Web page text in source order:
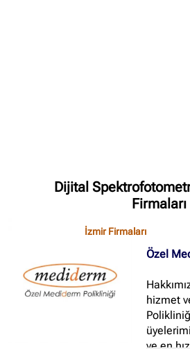
Dijital
Firmaları
İzmir Firmaları
Özel
hizmet
ve en
İstanbul Firmaları